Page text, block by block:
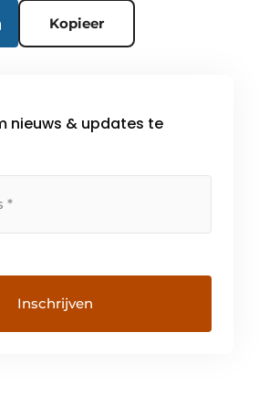
Kopieer
nieuws & updates te